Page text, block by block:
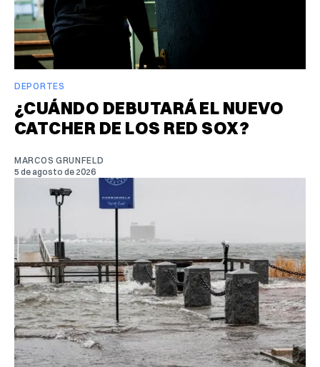
DEPORTES
¿CUÁNDO DEBUTARÁ EL NUEVO
CATCHER DE LOS RED SOX?
MARCOS GRUNFELD
5 de agosto de 2026